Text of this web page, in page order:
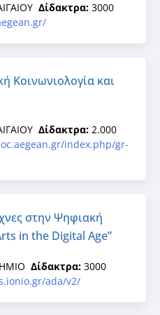
Δίδακτρα: 3000
Κοινωνιολογία και
Δίδακτρα: 2.000
index.php/gr-
στην Ψηφιακή
in the Digital Age”
Δίδακτρα: 3000
ada/v2/